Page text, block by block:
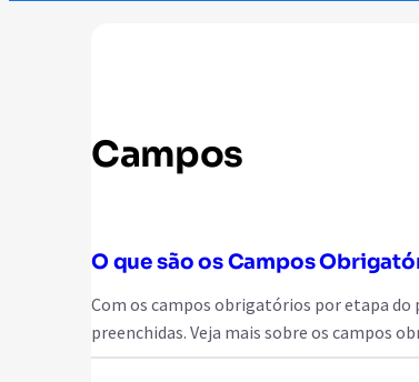
Campos
O que são os Campos
Com os campos obrigatórios por etapa do
preenchidas. Veja mais sobre os campos